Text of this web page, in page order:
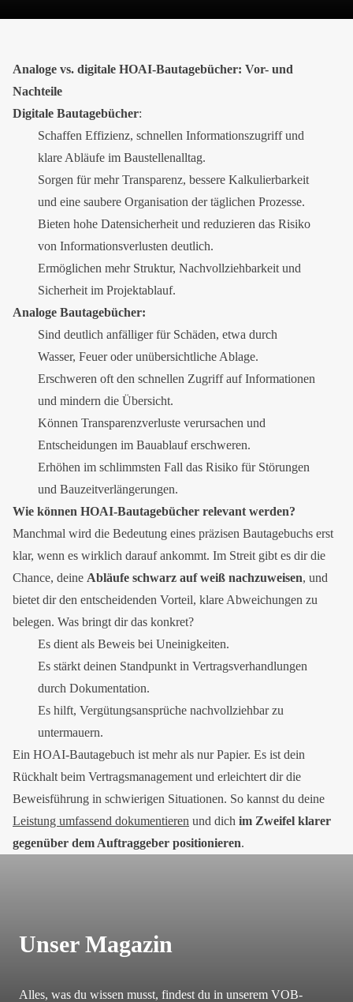
Analoge vs. digitale HOAI-Bautagebücher: Vor- und
Nachteile
Digitale Bautagebücher:
Schaffen Effizienz, schnellen Informationszugriff und
klare Abläufe im Baustellenalltag.
Sorgen für mehr Transparenz, bessere Kalkulierbarkeit
und eine saubere Organisation der täglichen Prozesse.
Bieten hohe Datensicherheit und reduzieren das Risiko
von Informationsverlusten deutlich.
Ermöglichen mehr Struktur, Nachvollziehbarkeit und
Sicherheit im Projektablauf.
Analoge Bautagebücher:
Sind deutlich anfälliger für Schäden, etwa durch
Wasser, Feuer oder unübersichtliche Ablage.
Erschweren oft den schnellen Zugriff auf Informationen
und mindern die Übersicht.
Können Transparenzverluste verursachen und
Entscheidungen im Bauablauf erschweren.
Erhöhen im schlimmsten Fall das Risiko für Störungen
und Bauzeitverlängerungen.
Wie können HOAI-Bautagebücher relevant werden?
Manchmal wird die Bedeutung eines präzisen Bautagebuchs erst
klar, wenn es wirklich darauf ankommt. Im Streit gibt es dir die
Chance, deine Abläufe schwarz auf weiß nachzuweisen, und
bietet dir den entscheidenden Vorteil, klare Abweichungen zu
belegen. Was bringt dir das konkret?
Es dient als Beweis bei Uneinigkeiten.
Es stärkt deinen Standpunkt in Vertragsverhandlungen
durch Dokumentation.
Es hilft, Vergütungsansprüche nachvollziehbar zu
untermauern.
Ein HOAI-Bautagebuch ist mehr als nur Papier. Es ist dein
Rückhalt beim Vertragsmanagement und erleichtert dir die
Beweisführung in schwierigen Situationen. So kannst du deine
Leistung umfassend dokumentieren und dich im Zweifel klarer
gegenüber dem Auftraggeber positionieren.
Unser Magazin
Alles, was du wissen musst, findest du in unserem VOB-